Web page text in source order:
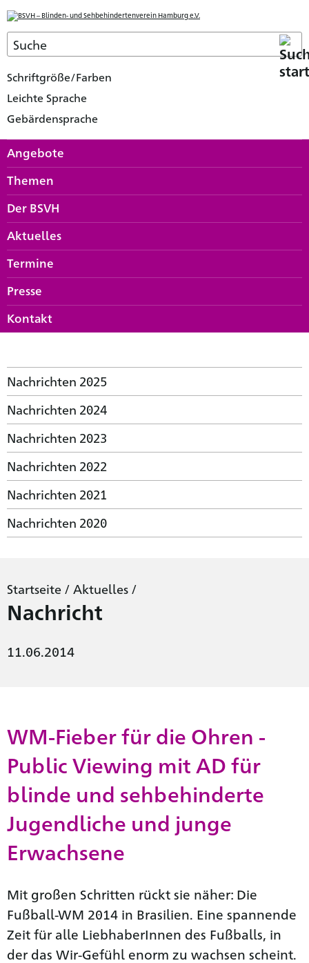
Schriftgröße/Farben
Leichte Sprache
Gebärdensprache
Angebote
Themen
Der BSVH
Aktuelles
Termine
Presse
Kontakt
Nachrichten 2025
Nachrichten 2024
Nachrichten 2023
Nachrichten 2022
Nachrichten 2021
Nachrichten 2020
Startseite / Aktuelles /
Nachricht
11.06.2014
WM-Fieber für die Ohren -
Public Viewing mit AD für
blinde und sehbehinderte
Jugendliche und junge
Erwachsene
Mit großen Schritten rückt sie näher: Die
Fußball-WM 2014 in Brasilien. Eine spannende
Zeit für alle LiebhaberInnen des Fußballs, in
der das Wir-Gefühl enorm zu wachsen scheint.